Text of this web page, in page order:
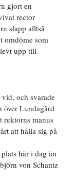
gjort en
rector
slapp alltså
omdöme som
upp till
och svarade
över Lundagård
rektorns manus
att hålla sig på
här i dag än
von Schantz